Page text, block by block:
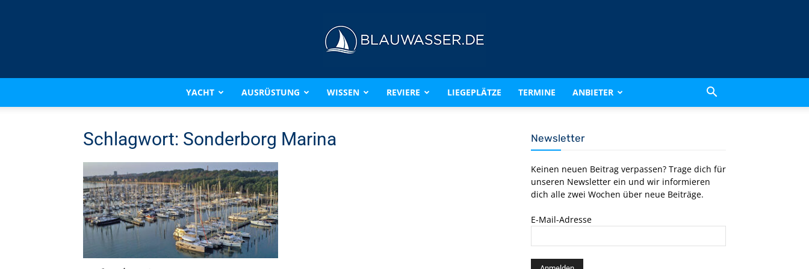
BLAUWASSER.DE
YACHT AUSRÜSTUNG WISSEN REVIERE LIEGEPLÄTZE TERMINE ANBIETER
Schlagwort: Sonderborg Marina Newsletter
Keinen neuen Beitrag verpassen? Trage dich für
unseren Newsletter ein und wir informieren
dich alle zwei Wochen über neue Beiträge.
E-Mail-Adresse